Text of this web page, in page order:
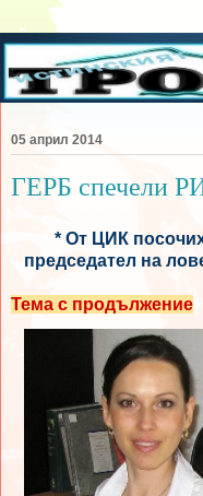
05 април 2014
ГЕРБ спечели
* От ЦИК
председател на
Тема с продължение